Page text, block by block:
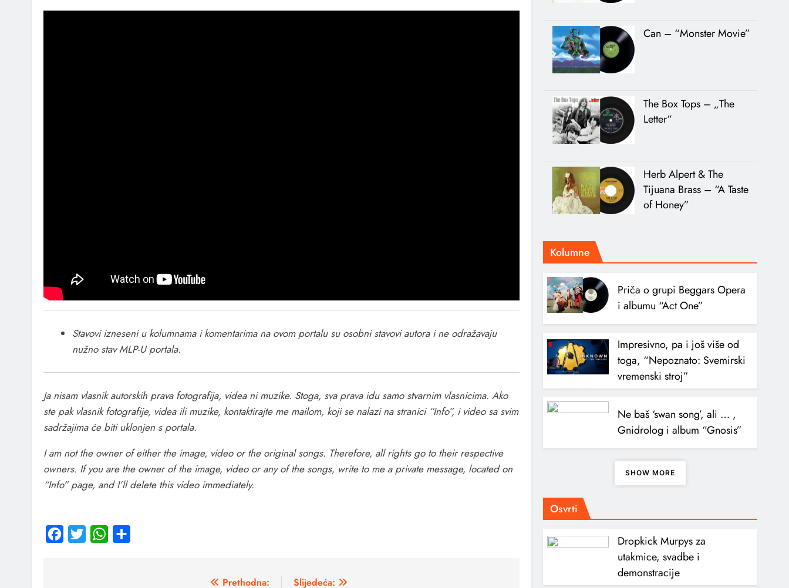
Stavovi izneseni u kolumnama i komentarima na ovom portalu su osobni stavovi autora i ne odražavaju
nužno stav MLP-U portala.
Ja nisam vlasnik autorskih prava fotografija, videa ni muzike. Stoga, sva prava idu samo stvarnim vlasnicima. Ako
ste pak vlasnik fotografije, videa ili muzike, kontaktirajte me mailom, koji se nalazi na stranici “Info”, i video sa svim
sadržajima će biti uklonjen s portala.
I am not the owner of either the image, video or the original songs. Therefore, all rights go to their respective
owners. If you are the owner of the image, video or any of the songs, write to me a private message, located on
“Info” page, and I’ll delete this video immediately.
Facebook
Twitter WhatsApp
Prethodna: Slijedeća:
Can – “Monster Movie”
The Box Tops – „The
Letter“
Herb Alpert & The
Tijuana Brass – “A Taste
of Honey”
Kolumne
Priča o grupi Beggars Opera
i albumu “Act One”
Impresivno, pa i još više od
toga, “Nepoznato: Svemirski
vremenski stroj”
Ne baš ‘swan song’, ali … ,
Gnidrolog i album “Gnosis”
SHOW MORE
Osvrti
Dropkick Murpys za
utakmice, svadbe i
demonstracije